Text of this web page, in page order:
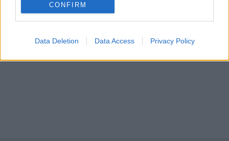
CONFIRM
Data Deletion Data Access Privacy Policy